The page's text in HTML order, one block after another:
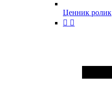
Ценник ролик
 